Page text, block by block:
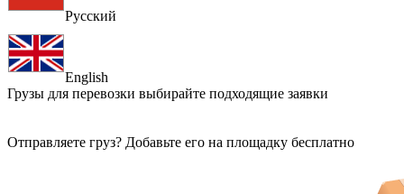
Русский
English
Грузы для перевозки выбирайте подходящие заявки
Отправляете груз? Добавьте его на площадку бесплатно